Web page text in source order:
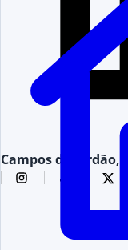
Campos do Jordão,